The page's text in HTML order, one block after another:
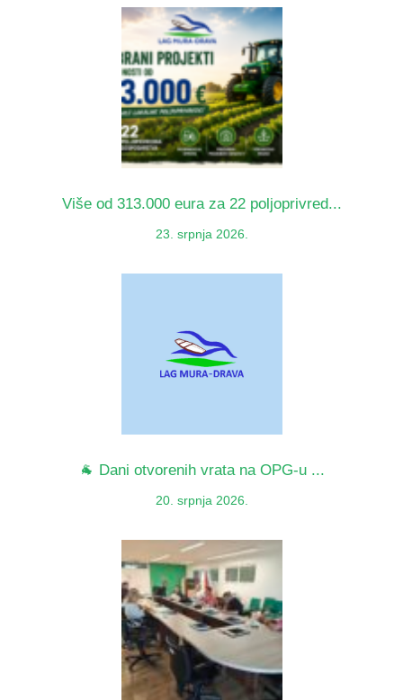
Više od 313.000 eura za 22 poljoprivred...
23. srpnja 2026.
🐐 Dani otvorenih vrata na OPG-u ...
20. srpnja 2026.